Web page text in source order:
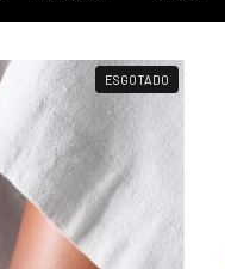
ESGOTADO